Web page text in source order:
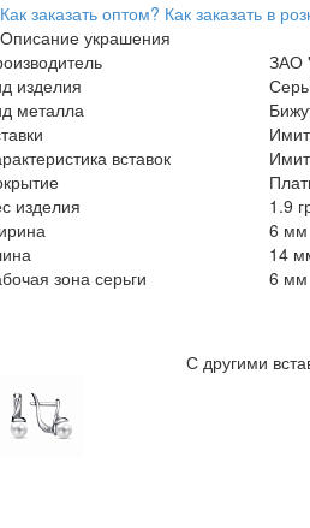
Как заказать оптом? Как заказать в
Описание украшения
ЗАО
изделия
металла
вставок
изделия
1.9
6 мм
14
зона серьги
6 мм
С другими